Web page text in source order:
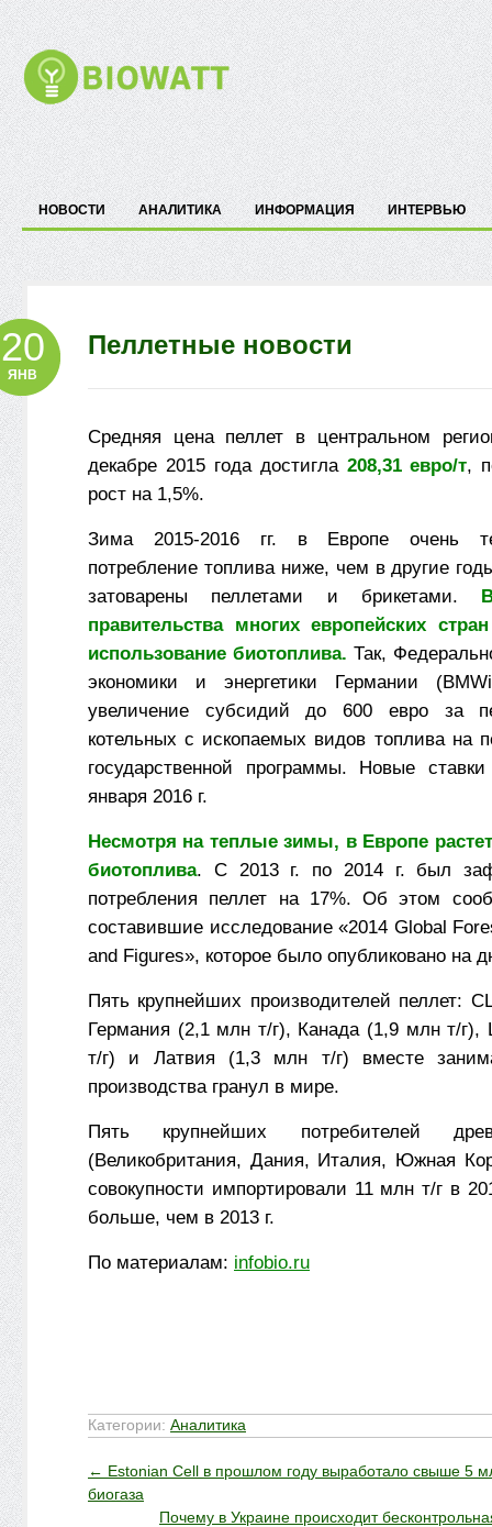
НОВОСТИ АНАЛИТИКА ИНФОРМАЦИЯ ИНТЕРВЬЮ
Пеллетные новости
20
ЯНВ
Средняя цена пеллет в центральном
декабре 2015 года достигла 208,31 евро/т,
рост на 1,5%.
Зима 2015-2016 гг. в Европе очень
потребление топлива ниже, чем в другие
затоварены пеллетами и брикетами.
правительства многих европейских
использование биотоплива. Так,
экономики и энергетики Германии
увеличение субсидий до 600 евро за
котельных с ископаемых видов топлива на
государственной программы. Новые
января 2016 г.
Несмотря на теплые зимы, в Европе
биотоплива. С 2013 г. по 2014 г. был
потребления пеллет на 17%. Об этом
составившие исследование «2014 Global
and Figures», которое было опубликовано на
Пять крупнейших производителей пеллет:
Германия (2,1 млн т/г), Канада (1,9 млн т/
т/г) и Латвия (1,3 млн т/г) вместе
производства гранул в мире.
Пять крупнейших потребителей
(Великобритания, Дания, Италия, Южная
совокупности импортировали 11 млн т/г в
больше, чем в 2013 г.
По материалам: infobio.ru
Категории: Аналитика
← Estonian Cell в прошлом году выработало свыше 5
биогаза
Почему в Украине происходит